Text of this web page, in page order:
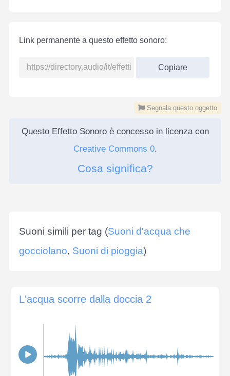
Link permanente a questo effetto sonoro:
Copiare
Segnala questo oggetto
Questo Effetto Sonoro è concesso in licenza con
Creative Commons 0.
Cosa significa?
Suoni simili per tag (Suoni d'acqua che
gocciolano, Suoni di pioggia)
L'acqua scorre dalla doccia 2